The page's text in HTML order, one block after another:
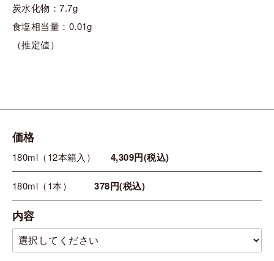
炭水化物：7.7g
食塩相当量：0.01g
（推定値）
価格
180ml（12本箱入） 4,309円(税込)
180ml（1本） 378円(税込)
内容